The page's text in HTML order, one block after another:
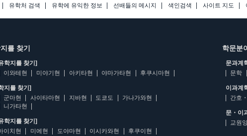
유학처 검색 유학에 유익한 정보 선배들의 메시지 색인검색 사이트 지도
를 찾기
학지를 찾기]
이와테현 미야기현 아키타현 야마가타현 후쿠시마현
지를 찾기]
군마현 사이타마현 지바현 도쿄도
가나가와현
니가타현
학지를 찾기]
이치현 미에현 도야마현 이시카와현 후쿠이현
학문분
문과계
문학
이과계
간호
문・이
교원